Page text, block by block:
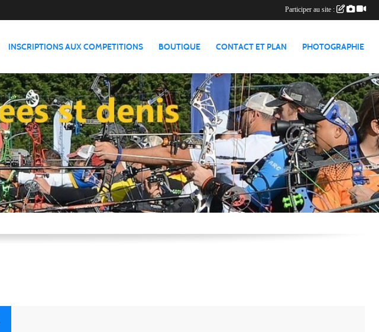
INSCRIPTIONS AUX COMPETITIONS BOUTIQUE CONTACT ET PLAN PHOTOGRAPHIE
Participer au site :